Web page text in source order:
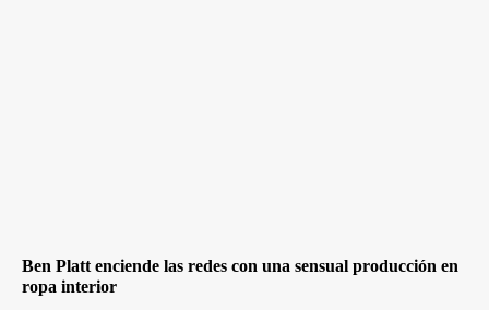
Ben Platt enciende las redes con una sensual producción en
ropa interior